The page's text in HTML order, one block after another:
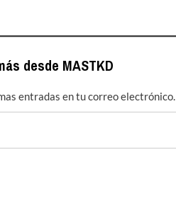
desde MASTKD
entradas en tu correo electrónico.